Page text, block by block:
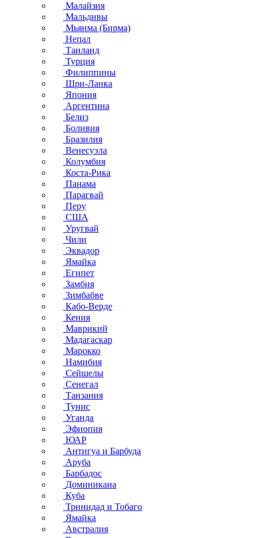
Малайзия
Мальдивы
Мьянма (Бирма)
Непал
Таиланд
Турция
Филиппины
Шри-Ланка
Япония
Аргентина
Белиз
Боливия
Бразилия
Венесуэла
Колумбия
Коста-Рика
Панама
Парагвай
Перу
США
Уругвай
Чили
Эквадор
Ямайка
Египет
Замбия
Зимбабве
Кабо-Верде
Кения
Маврикий
Мадагаскар
Марокко
Намибия
Сейшелы
Сенегал
Танзания
Тунис
Уганда
Эфиопия
ЮАР
Антигуа и Барбуда
Аруба
Барбадос
Доминикана
Куба
Тринидад и Тобаго
Ямайка
Австралия